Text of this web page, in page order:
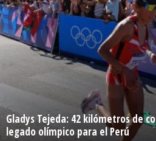
Gladys Tejeda: 42 kilómetros de
legado olímpico para el Perú